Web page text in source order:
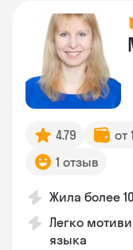
4.79 от
1 отзыв
Жила более
Легко
языка